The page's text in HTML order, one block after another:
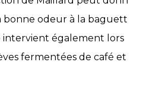
odeur à la baguett
intervient également lors
fermentées de café et